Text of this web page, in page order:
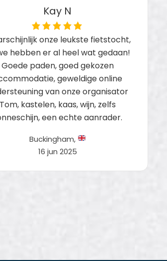
Kay N
onze leukste fietstocht,
hebben er al heel wat gedaan!
Goede paden, goed gekozen
geweldige online
van onze organisator
Tom, kastelen, kaas, wijn, zelfs
een echte aanrader.
Buckingham,
16 jun 2025